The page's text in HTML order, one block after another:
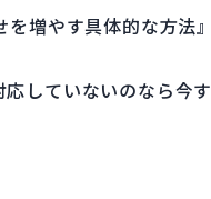
増やす具体的な方法
していないのなら今